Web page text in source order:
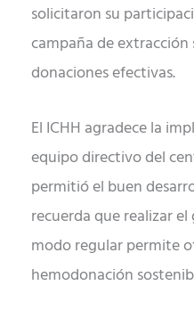
solicitaron su
campaña de
donaciones efectivas.
El ICHH agradece la
equipo directivo del
permitió el buen
recuerda que realizar
modo regular permite
hemodonación